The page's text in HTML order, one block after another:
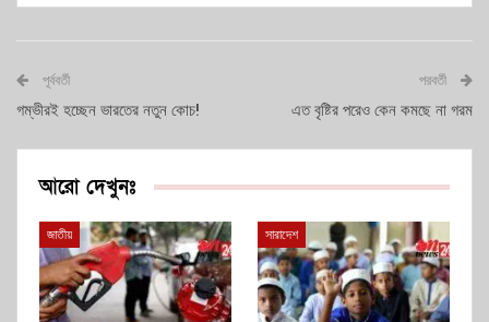
পূর্ববর্তী
গম্ভীরই হচ্ছেন ভারতের নতুন কোচ!
পরবর্তী
এত বৃষ্টির পরেও কেন কমছে না গরম
আরো দেখুনঃ
জাতীয় সারাদেশ